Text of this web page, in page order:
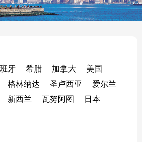
牙 希腊 加拿大
美国
格林纳达 圣卢西亚
爱尔兰
新西兰 瓦努阿图
日本